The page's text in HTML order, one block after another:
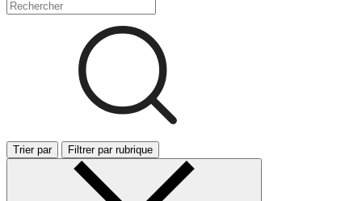
Trier par Filtrer par rubrique